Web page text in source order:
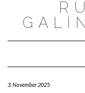
3. November 2025